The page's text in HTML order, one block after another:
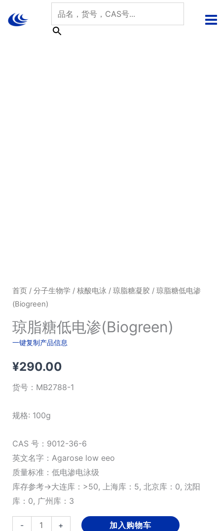
首页/ 分子生物学 / 核酸电泳/ 琼脂糖凝胶/ 琼脂糖低电渗
(Biogreen)
琼脂糖低电渗(Biogreen)
一键复制产品信息
¥290.00
货号： MB2788-1
规格: 100g
CAS 号：9012-36-6
英文名字：Agarose low eeo
质量标准：低电渗电泳级
库存参考→大连库：>50, 上海库：5, 北京库：0, 沈阳
库：0, 广州库：3
- + 加入购物车